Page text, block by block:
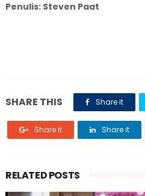
Penulis: Steven Paat
SHARE THIS Share it
Share it Share it
RELATED POSTS